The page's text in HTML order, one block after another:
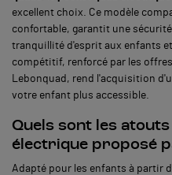
excellent choix. Ce modèle
confortable, garantit une
tranquillité d'esprit aux enfants
compétitif, renforcé par les
Lebonquad, rend l'acquisition
votre enfant plus accessible.
Quels sont les
électrique proposé
Adapté pour les enfants à partir